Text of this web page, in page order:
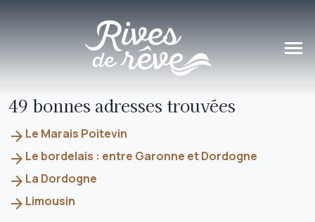
49 bonnes adresses trouvées
arrow_forward Le Marais Poitevin
arrow_forward Le bordelais : entre Garonne et Dordogne
arrow_forward La Dordogne
arrow_forward Limousin